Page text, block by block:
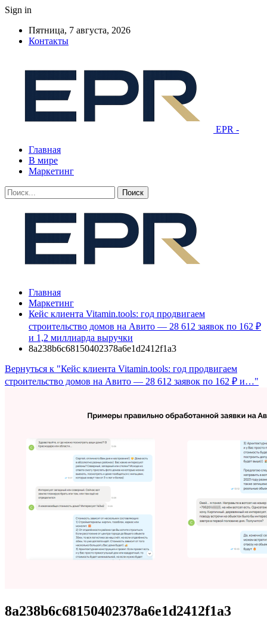
Sign in
Пятница, 7 августа, 2026
Контакты
EPR -
Главная
В мире
Маркетинг
Главная
Маркетинг
Кейс клиента Vitamin.tools: год продвигаем
строительство домов на Авито — 28 612 заявок по 162 ₽
и 1,2 миллиарда выручки
8a238b6c68150402378a6e1d2412f1a3
Вернуться к "Кейс клиента Vitamin.tools: год продвигаем
строительство домов на Авито — 28 612 заявок по 162 ₽ и…"
8a238b6c68150402378a6e1d2412f1a3